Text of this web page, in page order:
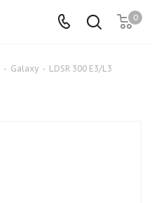
0
- Galaxy - LDSR 300 E3/L3